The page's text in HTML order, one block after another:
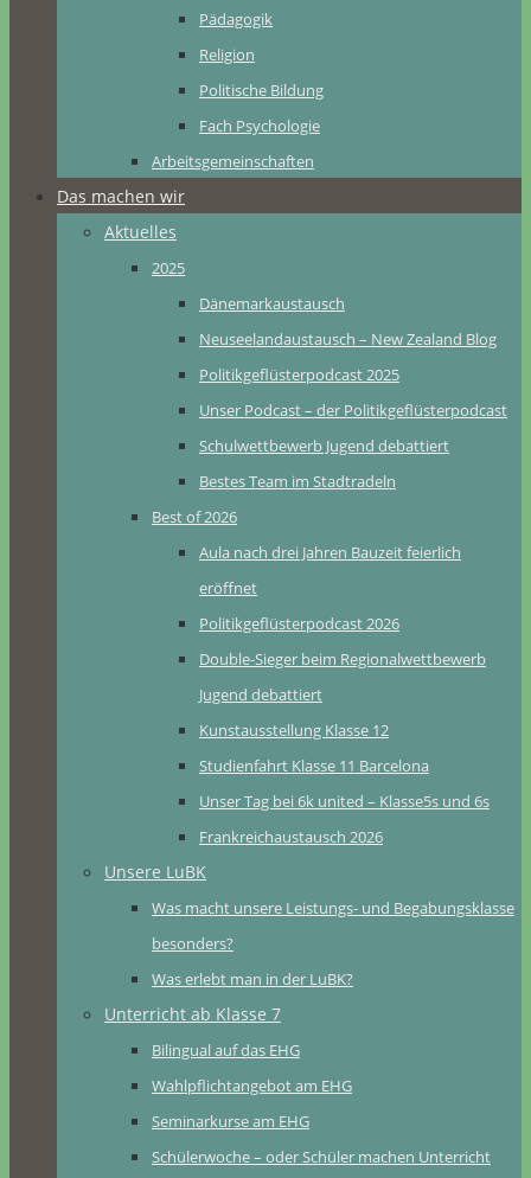
Pädagogik
Religion
Politische Bildung
Fach Psychologie
Arbeitsgemeinschaften
Das machen wir
Aktuelles
2025
Dänemarkaustausch
Neuseelandaustausch – New Zealand Blog
Politikgeflüsterpodcast 2025
Unser Podcast – der Politikgeflüsterpodcast
Schulwettbewerb Jugend debattiert
Bestes Team im Stadtradeln
Best of 2026
Aula nach drei Jahren Bauzeit feierlich
eröffnet
Politikgeflüsterpodcast 2026
Double-Sieger beim Regionalwettbewerb
Jugend debattiert
Kunstausstellung Klasse 12
Studienfahrt Klasse 11 Barcelona
Unser Tag bei 6k united – Klasse5s und 6s
Frankreichaustausch 2026
Unsere LuBK
Was macht unsere Leistungs- und Begabungsklasse
besonders?
Was erlebt man in der LuBK?
Unterricht ab Klasse 7
Bilingual auf das EHG
Wahlpflichtangebot am EHG
Seminarkurse am EHG
Schülerwoche – oder Schüler machen Unterricht